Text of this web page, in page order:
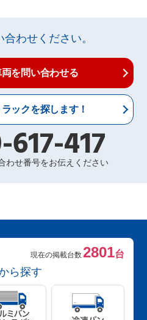
わせください。
両を問い合わせる
ックを探します！
617-417
わせ番号をお伝えください
現在の掲載台数2801台
ら探す